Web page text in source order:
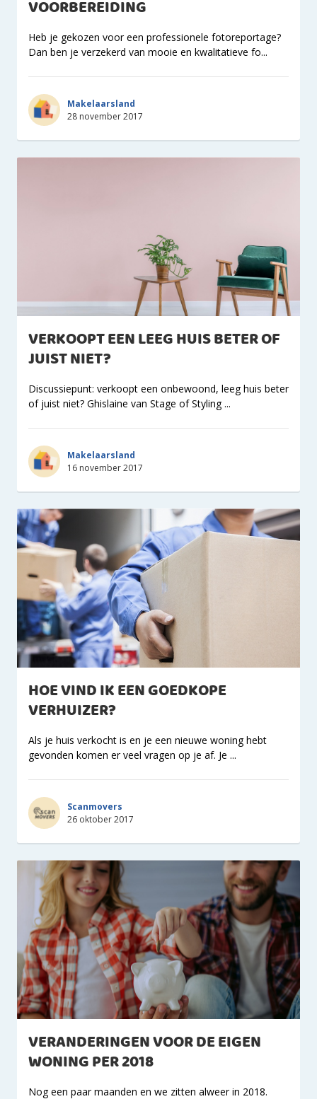
VOORBEREIDING
Heb je gekozen voor een professionele fotoreportage?
Dan ben je verzekerd van mooie en kwalitatieve fo...
Makelaarsland
28 november 2017
VERKOOPT EEN LEEG HUIS BETER OF
JUIST NIET?
Discussiepunt: verkoopt een onbewoond, leeg huis beter
of juist niet? Ghislaine van Stage of Styling ...
Makelaarsland
16 november 2017
HOE VIND IK EEN GOEDKOPE
VERHUIZER?
Als je huis verkocht is en je een nieuwe woning hebt
gevonden komen er veel vragen op je af. Je ...
Scanmovers
26 oktober 2017
VERANDERINGEN VOOR DE EIGEN
WONING PER 2018
Nog een paar maanden en we zitten alweer in 2018.